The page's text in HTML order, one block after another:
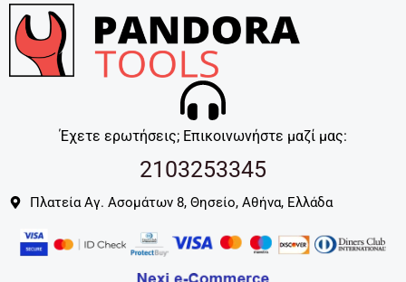
Έχετε ερωτήσεις; Επικοινωνήστε μαζί μας:
2103253345
Πλατεία Αγ. Ασομάτων 8, Θησείο, Αθήνα, Ελλάδα